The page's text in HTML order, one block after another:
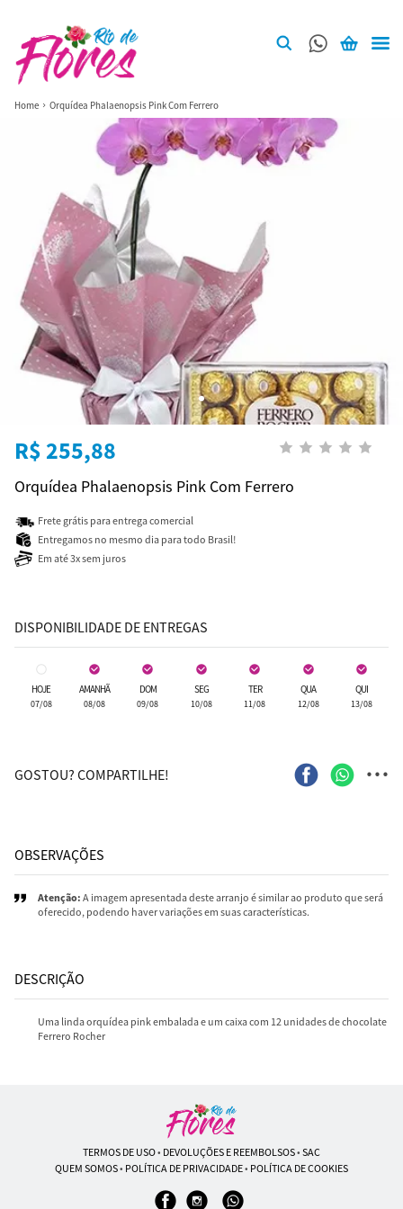
Home Orquídea Phalaenopsis Pink Com Ferrero
R$ 255,88
Orquídea Phalaenopsis Pink Com Ferrero
Frete grátis para entrega comercial
Entregamos no mesmo dia para todo Brasil!
Em até 3x sem juros
DISPONIBILIDADE DE ENTREGAS
HOJE
07/08
AMANHÃ
08/08
DOM
09/08
SEG
10/08
TER
11/08
QUA
12/08
QUI
13/08
GOSTOU? COMPARTILHE! ...
OBSERVAÇÕES
Atenção: A imagem apresentada deste arranjo é similar ao produto que será
oferecido, podendo haver variações em suas características.
DESCRIÇÃO
Uma linda orquídea pink embalada e um caixa com 12 unidades de chocolate
Ferrero Rocher
TERMOS DE USO• DEVOLUÇÕES E REEMBOLSOS• SAC
QUEM SOMOS• POLÍTICA DE PRIVACIDADE• POLÍTICA DE COOKIES